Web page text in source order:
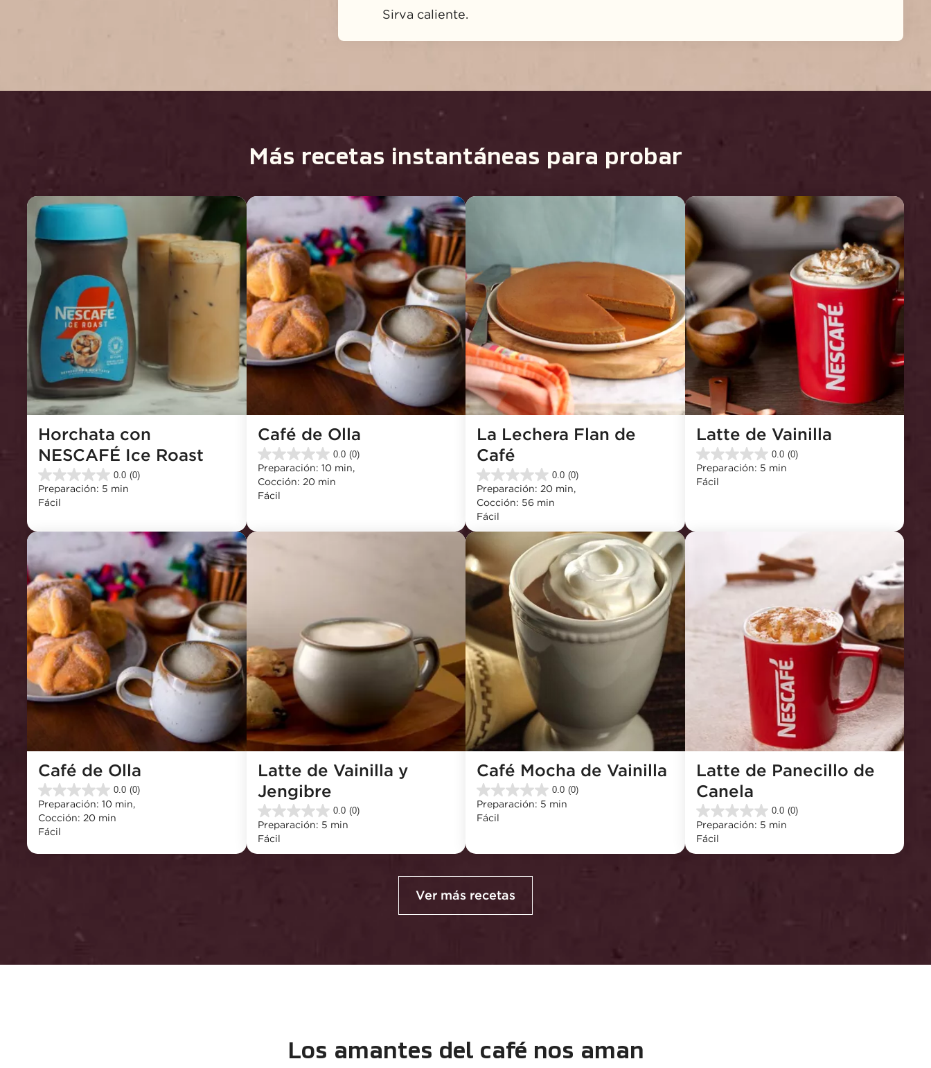
Sirva caliente.
Más recetas instantáneas para probar
Horchata con
NESCAFÉ Ice Roast
0.0 (0)
0.0
de
5
Preparación: 5 min
Fácil
Café de Olla
0.0 (0)
0.0
de
5
estrellas.
Preparación: 10 min,
Cocción: 20 min
Fácil
La Lechera Flan de
Café
0.0 (0)
0.0
de
5
estrellas.
Preparación: 20 min,
Cocción: 56 min
Fácil
Latte de Vainilla
0.0 (0)
0.0
de
5
Preparación: 5 min
Fácil
Café de Olla
0.0 (0)
0.0
de
5
estrellas.
Preparación: 10 min,
Cocción: 20 min
Fácil
Latte de Vainilla y
Jengibre
0.0 (0)
0.0
de
5
estrellas.
Preparación: 5 min
Fácil
Café Mocha de Vainilla
0.0 (0)
0.0
de
5
Preparación: 5 min
Fácil
Latte de Panecillo de
Canela
0.0 (0)
0.0
de
5
estrellas.
Preparación: 5 min
Fácil
Ver más recetas
Los amantes del café nos aman